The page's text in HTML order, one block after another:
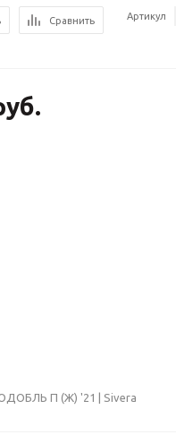
Сравнить Артикул
П (Ж) '21 | Sivera